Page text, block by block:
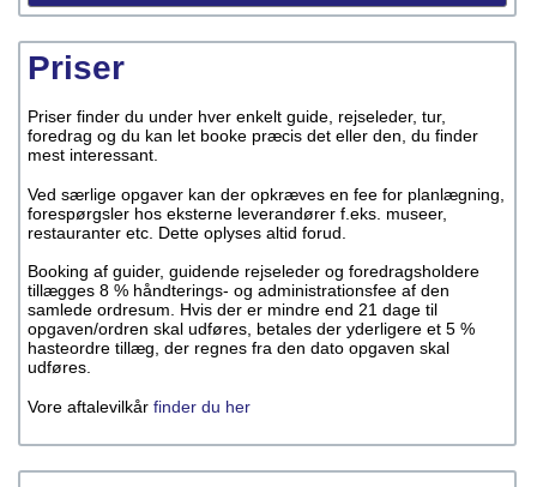
Priser
Priser finder du under hver enkelt guide, rejseleder, tur,
foredrag og du kan let booke præcis det eller den, du finder
mest interessant.
Ved særlige opgaver kan der opkræves en fee for planlægning,
forespørgsler hos eksterne leverandører f.eks. museer,
restauranter etc. Dette oplyses altid forud.
Booking af guider, guidende rejseleder og foredragsholdere
tillægges 8 % håndterings- og administrationsfee af den
samlede ordresum. Hvis der er mindre end 21 dage til
opgaven/ordren skal udføres, betales der yderligere et 5 %
hasteordre tillæg, der regnes fra den dato opgaven skal
udføres.
Vore aftalevilkår finder du her